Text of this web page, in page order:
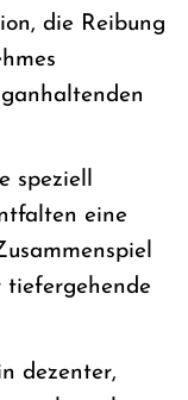
die Reibung
speziell
eine
tiefergehende
dezenter,